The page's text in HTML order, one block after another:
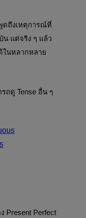
ดถึงเหตุการณ์ที่
น แต่จริง ๆ แล้ว
ในหลากหลาย
ถดู Tense อื่น ๆ
Present Perfect